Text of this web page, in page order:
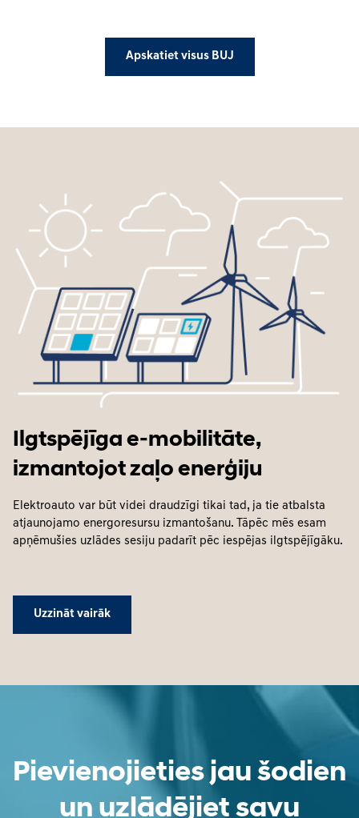
Apskatiet visus BUJ
Ilgtspējīga e-mobilitāte,
izmantojot zaļo enerģiju
Elektroauto var būt videi draudzīgi tikai tad, ja tie atbalsta
atjaunojamo energoresursu izmantošanu. Tāpēc mēs esam
apņēmušies uzlādes sesiju padarīt pēc iespējas ilgtspējīgāku.
Uzzināt vairāk
Pievienojieties jau šodien
un uzlādējiet savu